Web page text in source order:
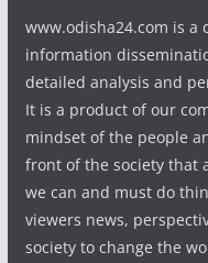
www.odisha24.com is
information
detailed analysis and
It is a product of our
mindset of the people
front of the society that
we can and must do
viewers news,
society to change the